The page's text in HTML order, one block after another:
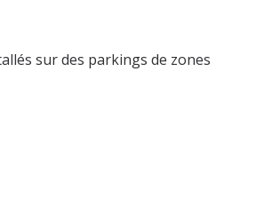
sur des parkings de zones